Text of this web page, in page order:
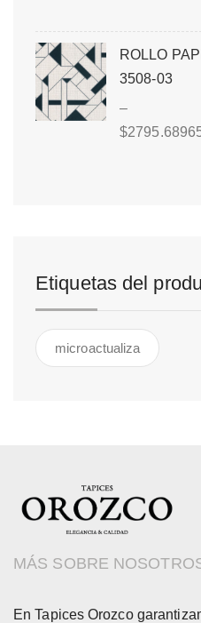
ROLLO
3508-03
–
$
Etiquetas del
microactualiza
MÁS SOBRE
En Tapices Orozco